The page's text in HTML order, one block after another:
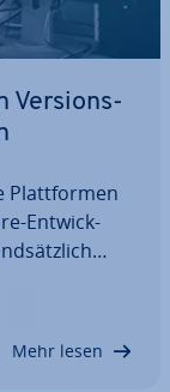
Ver­si­ons­
Platt­for­men
Ent­wick­
Un­ter­
Mehr lesen